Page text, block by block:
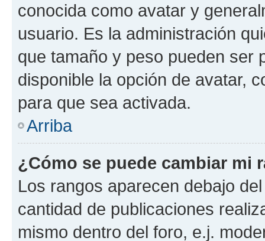
conocida como avatar y
usuario. Es la administración
que tamaño y peso pueden ser
disponible la opción de avatar,
para que sea activada.
Arriba
¿Cómo se puede cambiar mi
Los rangos aparecen debajo
cantidad de publicaciones
mismo dentro del foro, e.j.